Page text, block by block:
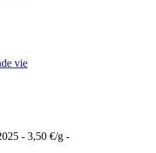
vie
- 3,50 €/g -